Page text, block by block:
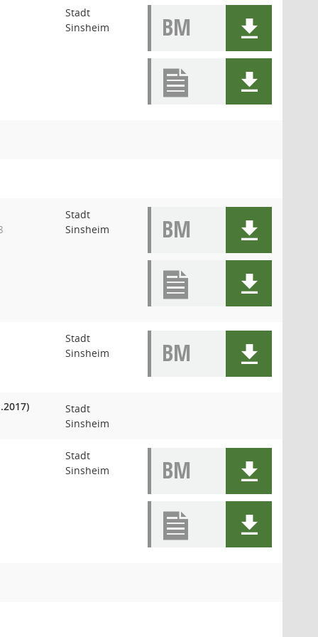
Stadt
Sinsheim
BM
Stadt
Sinsheim
BM
Stadt
Sinsheim
BM
Stadt
Sinsheim
Stadt
Sinsheim
BM